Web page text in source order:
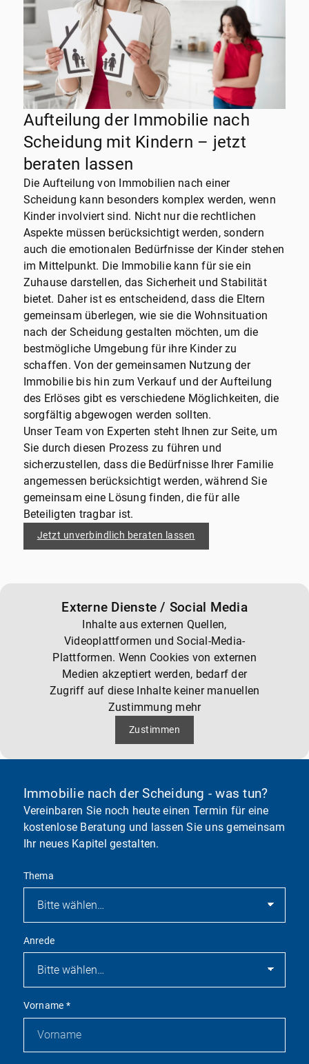
Aufteilung der Immobilie nach
Scheidung mit Kindern – jetzt
beraten lassen
Die Aufteilung von Immobilien nach einer
Scheidung kann besonders komplex werden, wenn
Kinder involviert sind. Nicht nur die rechtlichen
Aspekte müssen berücksichtigt werden, sondern
auch die emotionalen Bedürfnisse der Kinder stehen
im Mittelpunkt. Die Immobilie kann für sie ein
Zuhause darstellen, das Sicherheit und Stabilität
bietet. Daher ist es entscheidend, dass die Eltern
gemeinsam überlegen, wie sie die Wohnsituation
nach der Scheidung gestalten möchten, um die
bestmögliche Umgebung für ihre Kinder zu
schaffen. Von der gemeinsamen Nutzung der
Immobilie bis hin zum Verkauf und der Aufteilung
des Erlöses gibt es verschiedene Möglichkeiten, die
sorgfältig abgewogen werden sollten.
Unser Team von Experten steht Ihnen zur Seite, um
Sie durch diesen Prozess zu führen und
sicherzustellen, dass die Bedürfnisse Ihrer Familie
angemessen berücksichtigt werden, während Sie
gemeinsam eine Lösung finden, die für alle
Beteiligten tragbar ist.
Jetzt unverbindlich beraten lassen
Externe Dienste / Social Media
Inhalte aus externen Quellen,
Videoplattformen und Social-Media-
Plattformen. Wenn Cookies von externen
Medien akzeptiert werden, bedarf der
Zugriff auf diese Inhalte keiner manuellen
Zustimmung mehr
Zustimmen
Immobilie nach der Scheidung - was tun?
Vereinbaren Sie noch heute einen Termin für eine
kostenlose Beratung und lassen Sie uns gemeinsam
Ihr neues Kapitel gestalten.
Thema
Anrede
Vorname *